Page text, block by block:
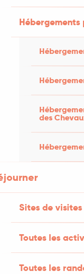
des
Sites de visites
Toutes les
Toutes les
à 508m